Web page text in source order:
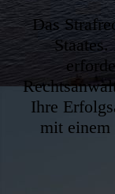
Das
Ihre
mit einem